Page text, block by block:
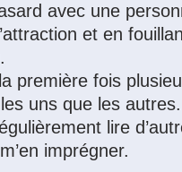
avec une
et en
la première fois
uns que les autres.
lire
imprégner.